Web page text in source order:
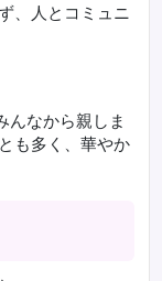
、人とコミュニ
んなから親しま
も多く、華やか